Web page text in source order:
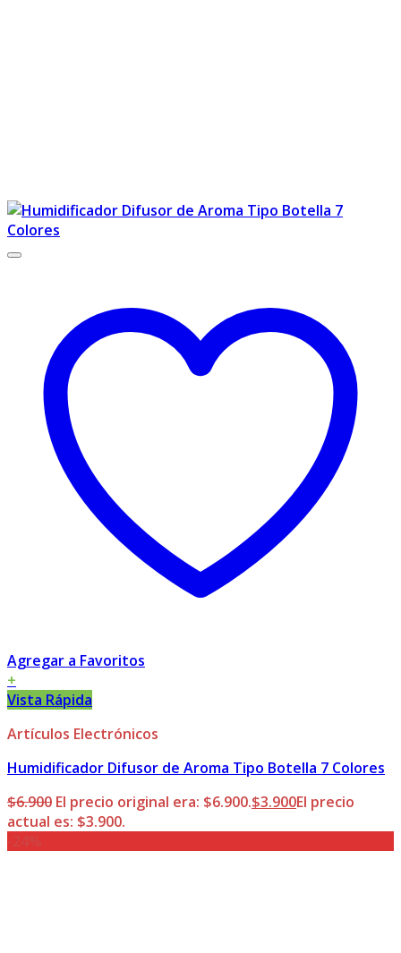
Agregar a Favoritos
+
Vista Rápida
Artículos Electrónicos
Humidificador Difusor de Aroma Tipo Botella 7 Colores
$6.900 El precio original era: $6.900.$3.900El precio
actual es: $3.900.